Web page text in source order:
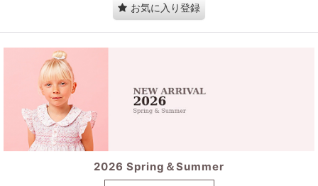
お気に入り登録
2026 Spring＆Summer